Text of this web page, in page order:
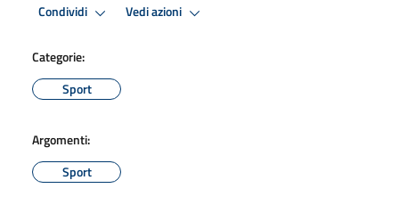
Condividi Vedi azioni
Categorie:
Sport
Argomenti:
Sport